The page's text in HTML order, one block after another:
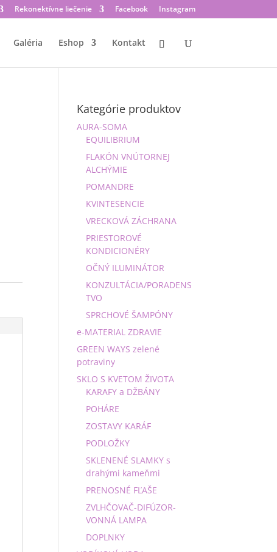
Rekonektívne liečenie Facebook Instagram
Galéria Eshop Kontakt
Kategórie produktov
AURA-SOMA
EQUILIBRIUM
FLAKÓN VNÚTORNEJ
ALCHÝMIE
POMANDRE
KVINTESENCIE
VRECKOVÁ ZÁCHRANA
PRIESTOROVÉ
KONDICIONÉRY
OČNÝ ILUMINÁTOR
KONZULTÁCIA/PORADENS
TVO
SPRCHOVÉ ŠAMPÓNY
e-MATERIAL ZDRAVIE
GREEN WAYS zelené
potraviny
SKLO S KVETOM ŽIVOTA
KARAFY a DŽBÁNY
POHÁRE
ZOSTAVY KARÁF
PODLOŽKY
SKLENENÉ SLAMKY s
drahými kameňmi
PRENOSNÉ FĽAŠE
ZVLHČOVAČ-DIFÚZOR-
VONNÁ LAMPA
DOPLNKY